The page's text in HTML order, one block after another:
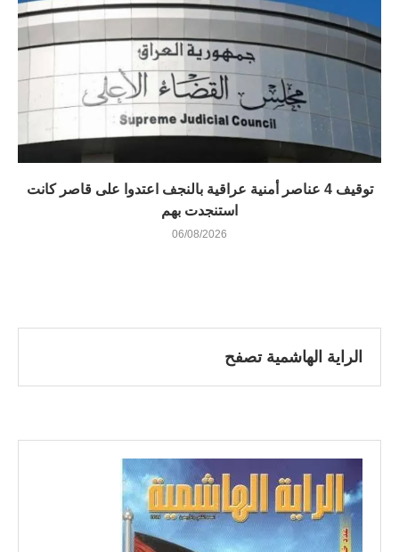
توقيف 4 عناصر أمنية عراقية بالنجف اعتدوا على قاصر كانت
استنجدت بهم
06/08/2026
الراية الهاشمية تصفح